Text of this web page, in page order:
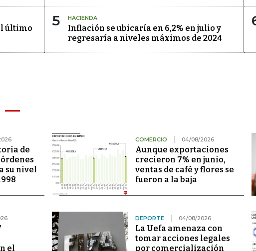
último
5 HACIENDA
Inflación se ubicaría en 6,2% en julio y
regresaría a niveles máximos de 2024
de
su nivel
COMERCIO 04/08/2026
Aunque exportaciones
crecieron 7% en junio,
ventas de café y flores se
fueron a la baja
el
DEPORTE 04/08/2026
La Uefa amenaza con
tomar acciones legales
por comercialización